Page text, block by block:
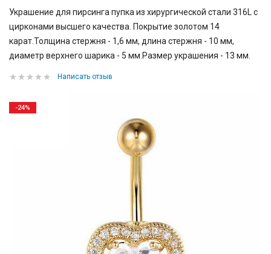
Украшение для пирсинга пупка из хирургической стали 316L с
цирконами высшего качества. Покрытие золотом 14
карат.Толщина стержня - 1,6 мм, длина стержня - 10 мм,
диаметр верхнего шарика - 5 мм.Размер украшения - 13 мм.
Написать отзыв
-24%